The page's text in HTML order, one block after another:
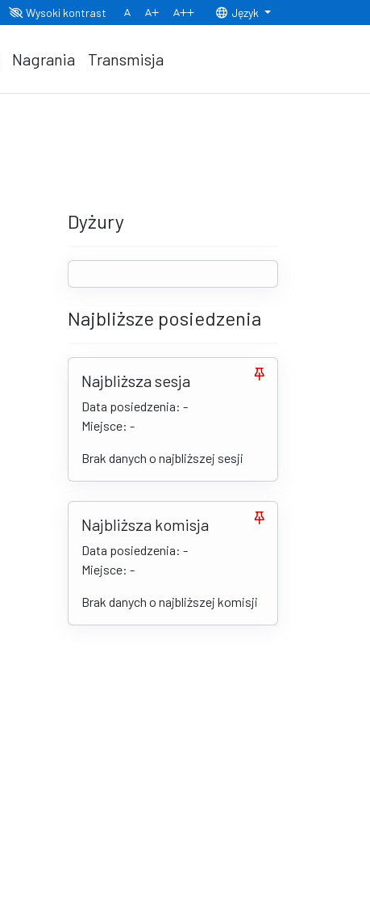
Wysoki kontrast
Normalny rozmiar czcionki
Rozmiar czcionki 150% Rozmiar czcionki 200%
Język
Nagrania Transmisja
Dyżury
Najbliższe posiedzenia
Najbliższa sesja
Data posiedzenia: -
Miejsce: -
Brak danych o najbliższej sesji
Najbliższa komisja
Data posiedzenia: -
Miejsce: -
Brak danych o najbliższej komisji